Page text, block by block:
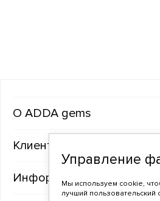
ADDA gems
Клиентам
Информация
Управление
Мы используем cookie,
лучший пользовательский